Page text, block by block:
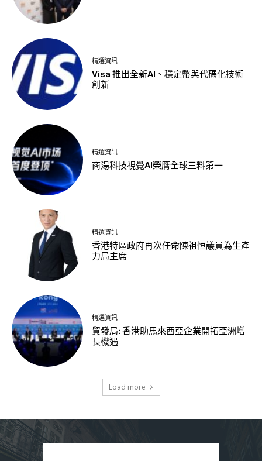
精選資訊
Visa 推出全新AI、穩定幣與代碼化技術
創新
精選資訊
商湯科技視覺AI榮膺全球三料第一
精選資訊
香港特區政府再次任命陳祖恒議員為生產
力局主席
精選資訊
貿發局: 香港助馬來西亞企業開拓亞洲增
長機遇
Load more